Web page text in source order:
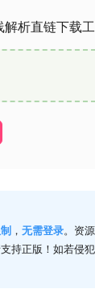
解析直链下载
， 无需登录。资
持正版！如若侵